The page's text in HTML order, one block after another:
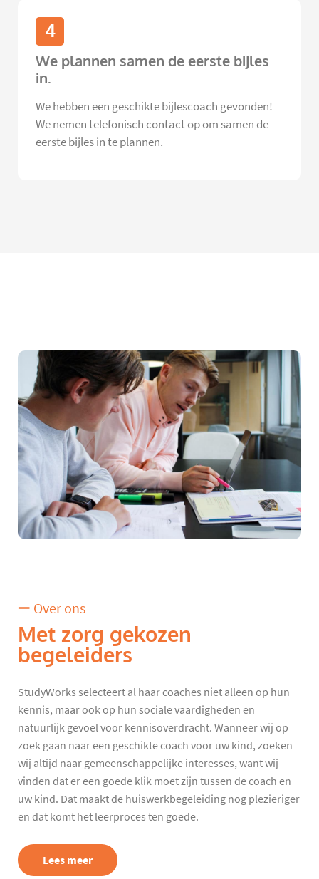
4
We plannen samen de eerste bijles
in.
We hebben een geschikte bijlescoach gevonden!
We nemen telefonisch contact op om samen de
eerste bijles in te plannen.
Over ons
Met zorg gekozen
begeleiders
StudyWorks selecteert al haar coaches niet alleen op hun
kennis, maar ook op hun sociale vaardigheden en
natuurlijk gevoel voor kennisoverdracht. Wanneer wij op
zoek gaan naar een geschikte coach voor uw kind, zoeken
wij altijd naar gemeenschappelijke interesses, want wij
vinden dat er een goede klik moet zijn tussen de coach en
uw kind. Dat maakt de huiswerkbegeleiding nog plezieriger
en dat komt het leerproces ten goede.
Lees meer